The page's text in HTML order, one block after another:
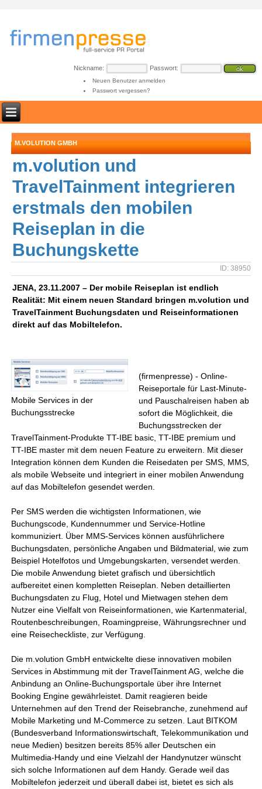
Nickname: Passwort:
Neuen Benutzer anmelden
Passwort vergessen?
M.VOLUTION GMBH
m.volution und
TravelTainment integrieren
erstmals den mobilen
Reiseplan in die
Buchungskette
ID: 38950
JENA, 23.11.2007 – Der mobile Reiseplan ist endlich
Realität: Mit einem neuen Standard bringen m.volution und
TravelTainment Buchungsdaten und Reiseinformationen
direkt auf das Mobiltelefon.
Mobile Services in der
Buchungsstrecke
(firmenpresse) - Online-
Reiseportale für Last-Minute-
und Pauschalreisen haben ab
sofort die Möglichkeit, die
Buchungsstrecken der
TravelTainment-Produkte TT-IBE basic, TT-IBE premium und
TT-IBE master mit dem neuen Feature zu erweitern. Mit dieser
Integration können dem Kunden die Reisedaten per SMS, MMS,
als mobile Webseite und integriert in einer mobilen Anwendung
auf das Mobiltelefon gesendet werden.
Per SMS werden die wichtigsten Informationen, wie
Buchungscode, Kundennummer und Service-Hotline
kommuniziert. Über MMS-Services können ausführlichere
Buchungsdaten, persönliche Angaben und Bildmaterial, wie zum
Beispiel Hotelfotos und Umgebungskarten, versendet werden.
Die mobile Anwendung bietet grafisch und übersichtlich
aufbereitet einen kompletten Reiseplan. Neben detaillierten
Buchungsdaten zu Flug, Hotel und Mietwagen stehen dem
Nutzer eine Vielfalt von Reiseinformationen, wie Kartenmaterial,
Routenbeschreibungen, Roamingpreise, Währungsrechner und
eine Reisecheckliste, zur Verfügung.
Die m.volution GmbH entwickelte diese innovativen mobilen
Services in Abstimmung mit der TravelTainment AG, welche die
Anbindung an Online-Buchungsportale über ihre Internet
Booking Engine gewährleistet. Damit reagieren beide
Unternehmen auf den Trend der Reisebranche, zunehmend auf
Mobile Marketing und M-Commerce zu setzen. Laut BITKOM
(Bundesverband Informationswirtschaft, Telekommunikation und
neue Medien) besitzen bereits 85% aller Deutschen ein
Multimedia-Handy und eine Vielzahl der Handynutzer wünscht
sich solche Informationen auf dem Handy. Gerade weil das
Mobiltelefon jederzeit und überall dabei ist, bietet es sich als